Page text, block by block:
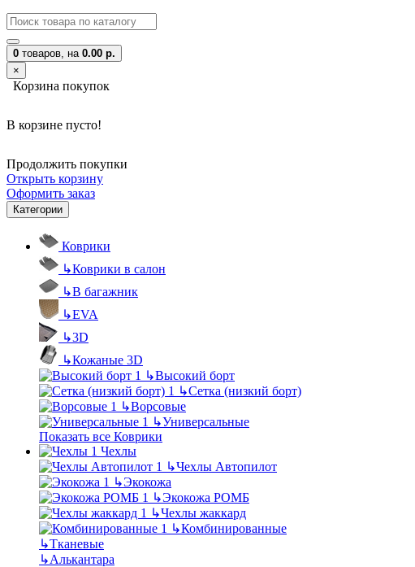
0 товаров, на 0.00 р.
×
Корзина покупок
В корзине пусто!
Продолжить покупки
Открыть корзину
Оформить заказ
Категории
Коврики
↳Коврики в салон
↳В багажник
↳EVA
↳3D
↳Кожаные 3D
↳Высокий борт
↳Сетка (низкий борт)
↳Ворсовые
↳Универсальные
Показать все Коврики
Чехлы
↳Чехлы Автопилот
↳Экокожа
↳Экокожа РОМБ
↳Чехлы жаккард
↳Комбинированные
↳Тканевые
↳Алькантара